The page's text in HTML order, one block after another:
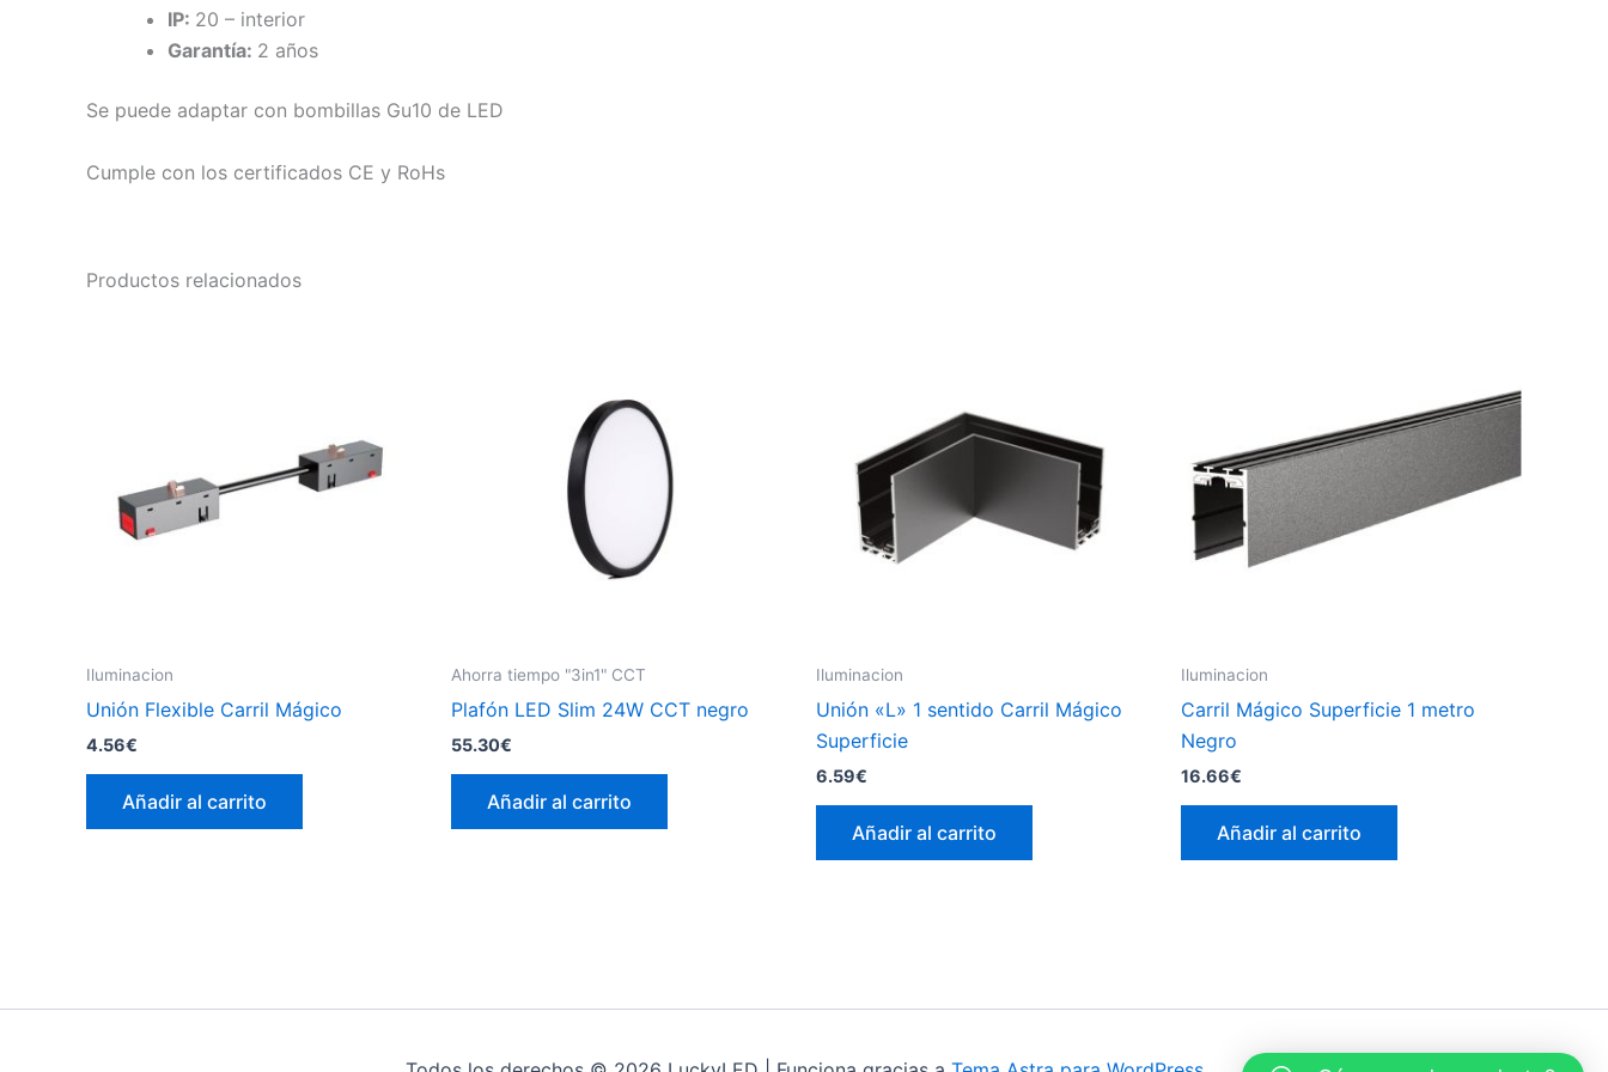
IP: 20 – interior
Garantía: 2 años
Se puede adaptar con bombillas Gu10 de LED
Cumple con los certificados CE y RoHs
Productos relacionados
Iluminacion
Unión Flexible Carril Mágico
4.56€
Añadir al carrito
Ahorra tiempo "3in1" CCT
Plafón LED Slim 24W CCT negro
55.30€
Añadir al carrito
Iluminacion
Unión «L» 1 sentido Carril Mágico
Superficie
6.59€
Añadir al carrito
Iluminacion
Carril Mágico Superficie 1 metro
Negro
16.66€
Añadir al carrito